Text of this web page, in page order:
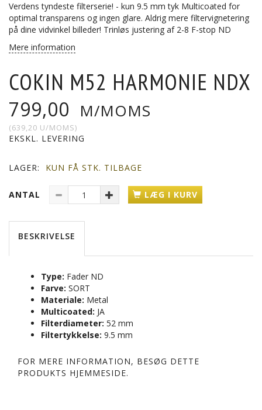
Verdens tyndeste filterserie! - kun 9.5 mm tyk Multicoated for
optimal transparens og ingen glare. Aldrig mere filtervignetering
på dine vidvinkel billeder! Trinløs justering af 2-8 F-stop ND
Mere information
COKIN M52 HARMONIE NDX
799,00 M/MOMS
(639,20 U/MOMS)
EKSKL. LEVERING
LAGER: KUN FÅ STK. TILBAGE
ANTAL LÆG I KURV
BESKRIVELSE
Type: Fader ND
Farve: SORT
Materiale: Metal
Multicoated: JA
Filterdiameter: 52 mm
Filtertykkelse: 9.5 mm
FOR MERE INFORMATION, BESØG DETTE
PRODUKTS HJEMMESIDE.